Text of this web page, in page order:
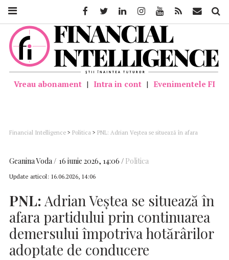
Vreau abonament | Intra in cont | Evenimentele FI
Financial Intelligence > Politica > PNL: Adrian Veştea se situează în afara
Geanina Voda 16 iunie 2026, 14:06 Politica
Update articol: 16.06.2026, 14:06
PNL: Adrian Veştea se situează în
afara partidului prin continuarea
demersului împotriva hotărârilor
adoptate de conducere
FacebookTwitter LinkedinInstagramYoutube Feed Mail